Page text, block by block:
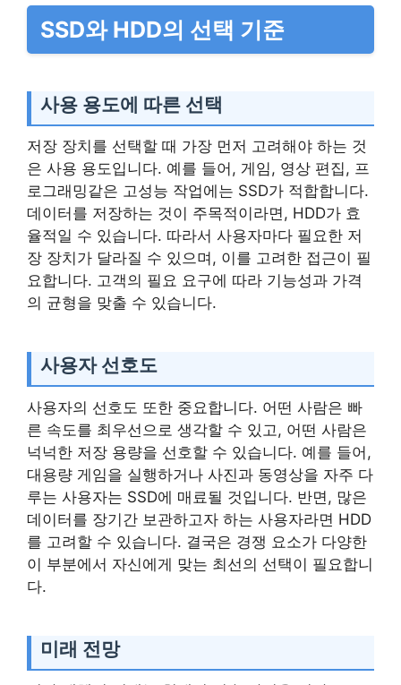
SSD와 HDD의 선택 기준
사용 용도에 따른 선택
저장 장치를 선택할 때 가장 먼저 고려해야 하는 것
은 사용 용도입니다. 예를 들어, 게임, 영상 편집, 프
로그래밍같은 고성능 작업에는 SSD가 적합합니다.
데이터를 저장하는 것이 주목적이라면, HDD가 효
율적일 수 있습니다. 따라서 사용자마다 필요한 저
장 장치가 달라질 수 있으며, 이를 고려한 접근이 필
요합니다. 고객의 필요 요구에 따라 기능성과 가격
의 균형을 맞출 수 있습니다.
사용자 선호도
사용자의 선호도 또한 중요합니다. 어떤 사람은 빠
른 속도를 최우선으로 생각할 수 있고, 어떤 사람은
넉넉한 저장 용량을 선호할 수 있습니다. 예를 들어,
대용량 게임을 실행하거나 사진과 동영상을 자주 다
루는 사용자는 SSD에 매료될 것입니다. 반면, 많은
데이터를 장기간 보관하고자 하는 사용자라면 HDD
를 고려할 수 있습니다. 결국은 경쟁 요소가 다양한
이 부분에서 자신에게 맞는 최선의 선택이 필요합니
다.
미래 전망